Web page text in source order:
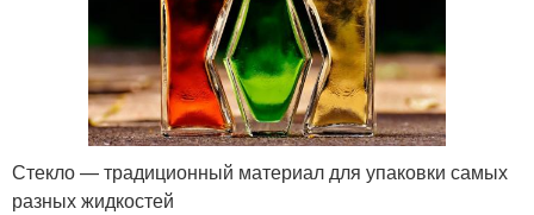
Стекло — традиционный материал для упаковки самых
разных жидкостей